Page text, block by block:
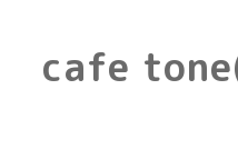
cafe